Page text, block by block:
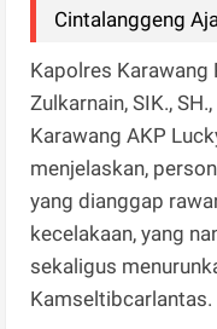
Cintalanggeng
Kapolres Karawang
Zulkarnain, SIK.,
Karawang AKP
menjelaskan,
yang dianggap
kecelakaan, yang
sekaligus
Kamseltibcarlantas.